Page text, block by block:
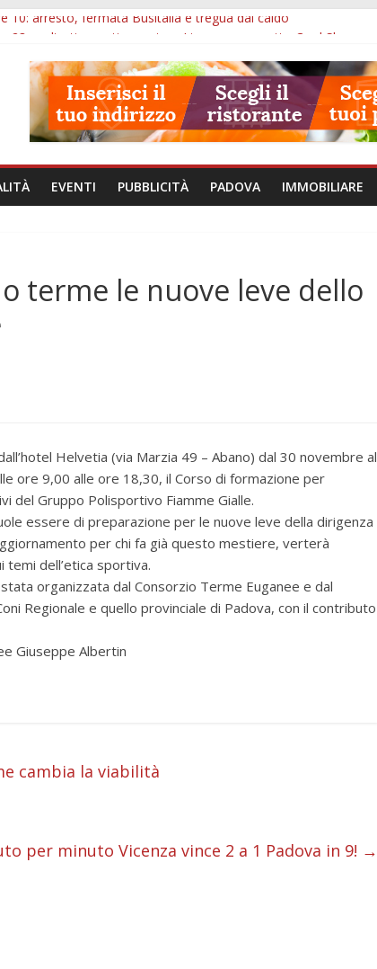
10: arresto, fermata Busitalia e tregua dal caldo
Veneto: 650mila euro per Comuni e Polizie locali
più controlli su strade, stazioni e treni
Veneto: 200 euro per l’abbonamento annuale
EVENTI PUBBLICITÀ PADOVA IMMOBILIARE
terme le nuove leve dello
Helvetia (via Marzia 49 – Abano) dal 30 novembre al
ore 9,00 alle ore 18,30, il Corso di formazione per
del Gruppo Polisportivo Fiamme Gialle.
essere di preparazione per le nuove leve della dirigenza
per chi fa già questo mestiere, verterà
dell’etica sportiva.
organizzata dal Consorzio Terme Euganee e dal
Regionale e quello provinciale di Padova, con il contributo
Giuseppe Albertin
cambia la viabilità
per minuto Vicenza vince 2 a 1 Padova in 9! →